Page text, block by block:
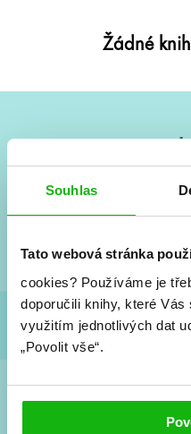
Souhlas
Tato webová stránka
cookies? Používáme je
doporučili knihy, které
využitím jednotlivých dat
„Povolit vše“.
Žádné
Vše kolem #youngadult
a seriálové
Souhlasím s